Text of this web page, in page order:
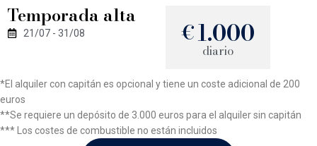
Temporada alta
21/07 - 31/08 €1.000
diario
*El alquiler con capitán es opcional y tiene un coste adicional de 200
euros
**Se requiere un depósito de 3.000 euros para el alquiler sin capitán
*** Los costes de combustible no están incluidos